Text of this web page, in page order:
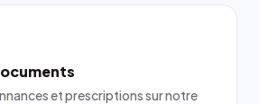
et prescriptions sur notre